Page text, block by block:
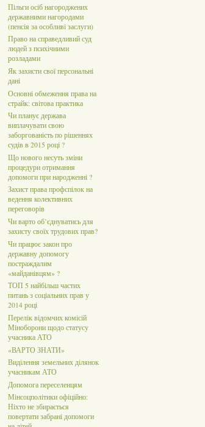
Пільги осіб нагороджених
державними нагородами
(пенсія за особливі заслуги)
Право на справедливий суд
людей з психічними
розладами
Як захисти свої персональні
дані
Основні обмеження права на
страйк: світова практика
Чи планує держава
виплачувати свою
заборгованість по рішеннях
судів в 2015 році ?
Що нового несуть зміни
процедури отримання
допомоги при народженні ?
Захист права профспілок на
ведення колективних
переговорів
Чи варто об’єднуватись для
захисту своїх трудових прав?
Чи працює закон про
державну допомогу
постраждалим
«майданівцям» ?
ТОП 5 найбільш частих
питань з соціальних прав у
2014 році
Перелік відомчих комісій
Міноборони щодо статусу
учасника АТО
«ВАРТО ЗНАТИ»
Виділення земельних ділянок
учасникам АТО
Допомога переселенцям
Мінсоцполітики офіційно:
Ніхто не збирається
повертати забрані допомоги